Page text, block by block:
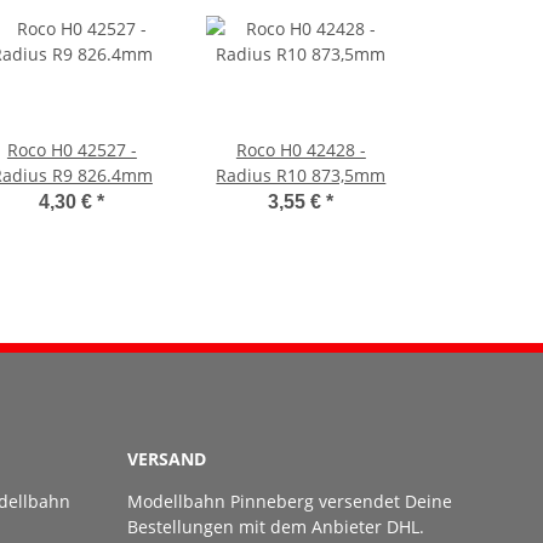
Roco H0 42527 -
R9 826.4mm
4,30 €*
Roco H0 42428 -
Radius R10 873,5mm
3,55 €*
VERSAND
Modellbahn Pinneberg versendet Deine
Bestellungen mit dem Anbieter DHL.